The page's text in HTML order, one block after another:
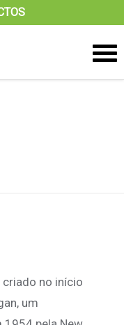
no início
um